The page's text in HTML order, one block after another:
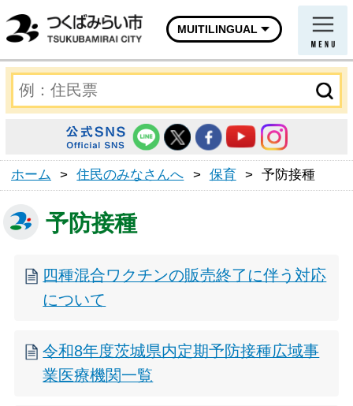
MUITILINGUAL
ホーム > 住民のみなさんへ > 保育 > 予防接種
予防接種
四種混合ワクチンの販売終了に伴う対応
について
令和8年度茨城県内定期予防接種広域事
業医療機関一覧